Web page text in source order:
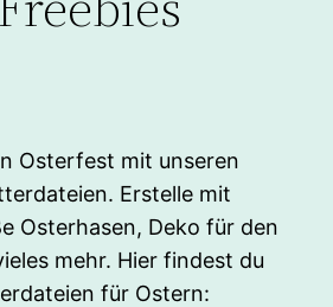
Osterfest mit unseren
Erstelle mit
Osterhasen, Deko für den
mehr. Hier findest du
für Ostern: